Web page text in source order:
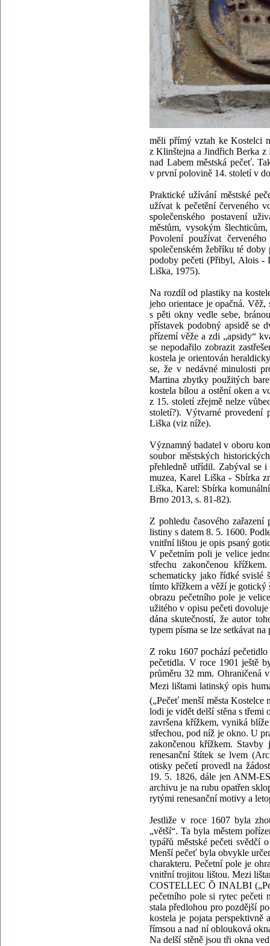
měli přímý vztah ke Kostelci
z Klinštejna a Jindřich Berka
nad Labem městská pečeť.
v první polovině 14. století v
Praktické užívání městské
užívat k pečetění červeného
společenského postavení
městům, vysokým
Povolení používat
společenském žebříku té
podoby pečeti (Přibyl, Alois -
Liška, 1975).
Na rozdíl od plastiky na
jeho orientace je opačná.
s pěti okny vedle sebe,
přístavek podobný apsidě se
přízemí věže a zdi „apsidy“
se nepodařilo zobrazit
kostela je orientován
se, že v nedávné minulosti
Martina zbytky použitých
kostela bílou a ostění oken a
z 15. století zřejmě nelze
století?). Výtvarné provedení
Liška (viz níže).
Významný badatel v oboru
soubor městských
přehledně utřídil. Zabýval se
muzea, Karel Liška - Sbírka
Liška, Karel: Sbírka
Brno 2013, s. 81-82).
Z pohledu časového
listiny s datem 8. 5. 1600.
vnitřní lištou je opis psaný
V pečetním poli je velice
střechu zakončenou
schematicky jako řídké svislé
tímto křížkem a věží je gotický
obrazu pečetního pole je
užitého v opisu pečeti
dána skutečností, že autor
typem písma se lze setkávat
Z roku 1607 pochází
pečetidla. V roce 1901 ještě
průměru 32 mm. Ohraničená
Mezi lištami latinský opis
(„Pečeť menší města
lodi je vidět delší stěna s třemi
završena křížkem, vyniká
střechou, pod níž je okno. U
zakončenou křížkem.
renesanční štítek se lvem
otisky pečetí provedl na
19. 5. 1826, dále jen ANM-
archivu je na rubu opatřen
rytými renesanční motivy a
Jestliže v roce 1607 byla
„větší“. Ta byla městem
typářů městské pečeti svědčí
Menší pečeť byla obvykle
charakteru. Pečetní pole je
vnitřní trojitou lištou. Mezi
COSTELLEC Õ INALBI
pečetního pole si rytec pečeti
stala předlohou pro pozdější
kostela je pojata
římsou a nad ní oblouková
Na delší stěně jsou tři okna